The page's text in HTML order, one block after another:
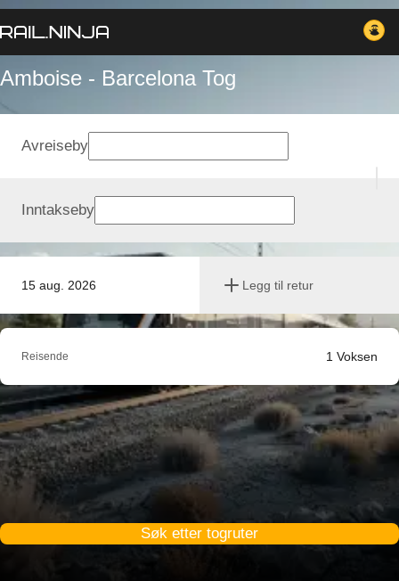
Amboise - Barcelona Tog
15 aug. 2026 Legg til retur
Avreiseby
Inntakseby
Reisende 1 Voksen
Søk etter togruter